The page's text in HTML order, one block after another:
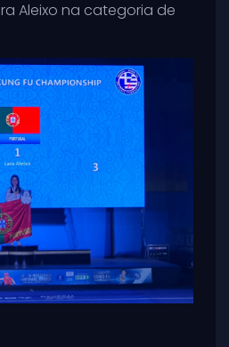
Aleixo na categoria de